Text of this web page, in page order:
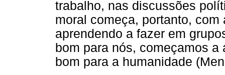
trabalho, nas discussões
moral começa, portanto,
aprendendo a fazer em
bom para nós, começamos
bom para a humanidade